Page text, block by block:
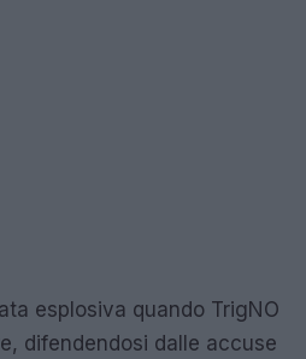
esplosiva quando TrigNO
difendendosi dalle accuse